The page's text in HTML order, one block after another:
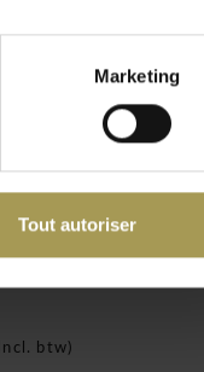
Marketing
Tout autoriser
Incl. btw)